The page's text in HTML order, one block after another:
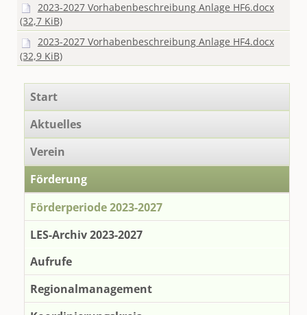
2023-2027 Vorhabenbeschreibung Anlage HF6.docx
(32,7 KiB)
2023-2027 Vorhabenbeschreibung Anlage HF4.docx
(32,9 KiB)
überspringen
Start
Aktuelles
Verein
Förderung
Förderperiode 2023-2027
LES-Archiv 2023-2027
Aufrufe
Regionalmanagement